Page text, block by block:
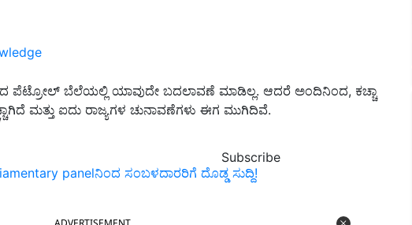
Subscribe
ಪೆಟ್ರೋಲ್ ಬೆಲೆಯಲ್ಲಿ ಯಾವುದೇ ಬದಲಾವಣೆ ಮಾಡಿಲ್ಲ. ಆದರೆ ಅಂದಿನಿಂದ, ಕಚ್ಚಾ
ಮತ್ತು ಐದು ರಾಜ್ಯಗಳ ಚುನಾವಣೆಗಳು ಈಗ ಮುಗಿದಿವೆ.
panelನಿಂದ ಸಂಬಳದಾರರಿಗೆ ದೊಡ್ಡ ಸುದ್ದಿ!